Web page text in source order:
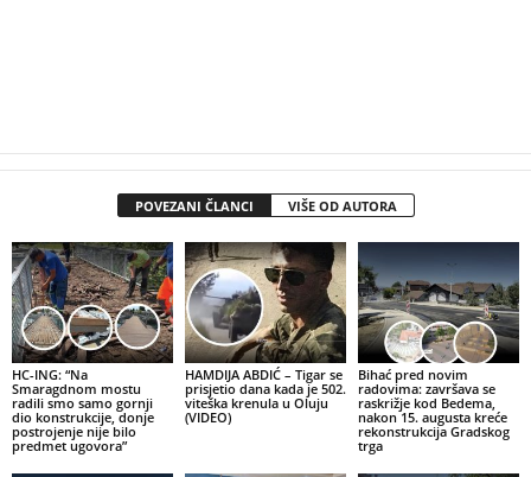
POVEZANI ČLANCI VIŠE OD AUTORA
HC-ING: “Na
Smaragdnom mostu
radili smo samo gornji
dio konstrukcije, donje
postrojenje nije bilo
predmet ugovora”
HAMDIJA ABDIĆ – Tigar se
prisjetio dana kada je 502.
viteška krenula u Oluju
(VIDEO)
Bihać pred novim
radovima: završava se
raskrižje kod Bedema,
nakon 15. augusta kreće
rekonstrukcija Gradskog
trga